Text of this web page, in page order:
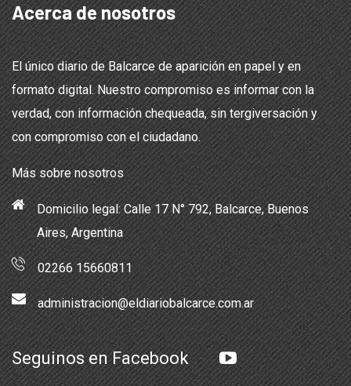
Acerca de nosotros
El único diario de Balcarce de aparición en papel y en
formato digital. Nuestro compromiso es informar con la
verdad, con información chequeada, sin tergiversación y
con compromiso con el ciudadano.
Más sobre nosotros
Domicilio legal: Calle 17 N° 792, Balcarce, Buenos
Aires, Argentina
02266 15660811
administracion@eldiariobalcarce.com.ar
Seguinos en Facebook